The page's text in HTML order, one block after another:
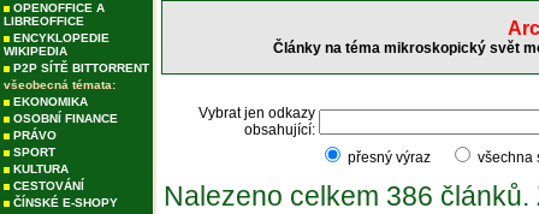
OPENOFFICE A
LIBREOFFICE
ENCYKLOPEDIE
WIKIPEDIA
P2P SÍTĚ BITTORRENT
všeobecná témata:
EKONOMIKA
OSOBNÍ FINANCE
PRÁVO
SPORT
KULTURA
CESTOVÁNÍ
ČÍNSKÉ E-SHOPY
Články na téma mikroskopický svět
Vybrat jen odkazy
obsahující:
přesný výraz
Nalezeno celkem 386